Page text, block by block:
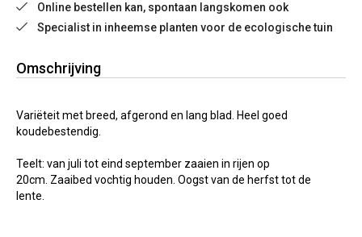
Online bestellen kan, spontaan langskomen ook
Specialist in inheemse planten voor de ecologische tuin
Omschrijving
Variëteit met breed, afgerond en lang blad. Heel goed
koudebestendig.
Teelt: van juli tot eind september zaaien in rijen op
20cm. Zaaibed vochtig houden. Oogst van de herfst tot de
lente.